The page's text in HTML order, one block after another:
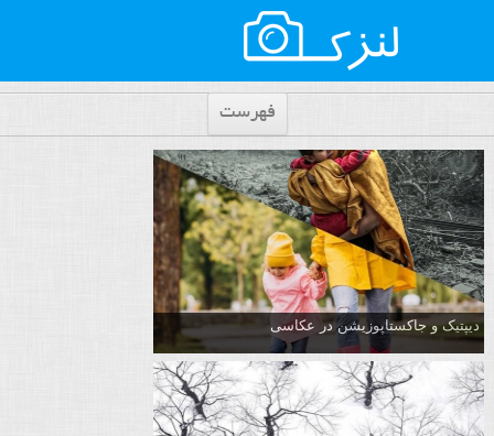
فهرست
دیپتیک و جاکستا‌پوزیشن در عکاسی